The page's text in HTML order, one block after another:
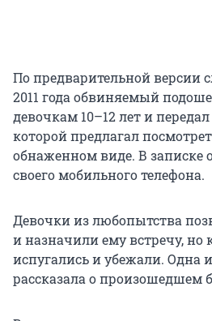
По предварительной версии
2011 года обвиняемый
девочкам 10–12 лет и
которой предлагал
обнаженном виде. В записке
своего мобильного телефона.
Девочки из любопытства
и назначили ему встречу, но
испугались и убежали. Одна
рассказала о произошедшем